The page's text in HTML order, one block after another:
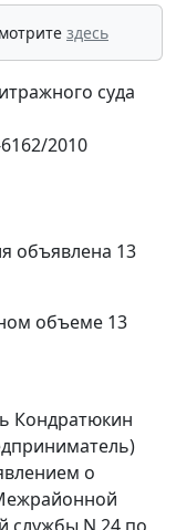
здесь
суда
2010
объявлена 13
объеме 13
Кондратюкин
о